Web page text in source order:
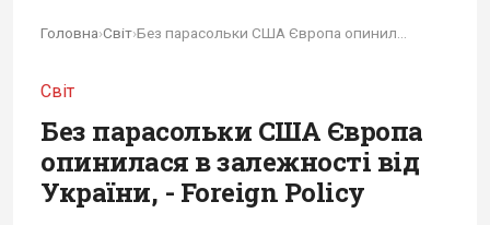
Головна›Світ›
Світ
Без парасольки США Європа
опинилася в залежності від
України, - Foreign Policy